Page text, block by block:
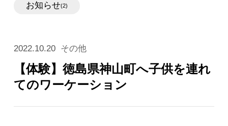
2022.10.20 その他
【体験】徳島県神山町へ子供を連れ
てのワーケーション
お知らせ(2)